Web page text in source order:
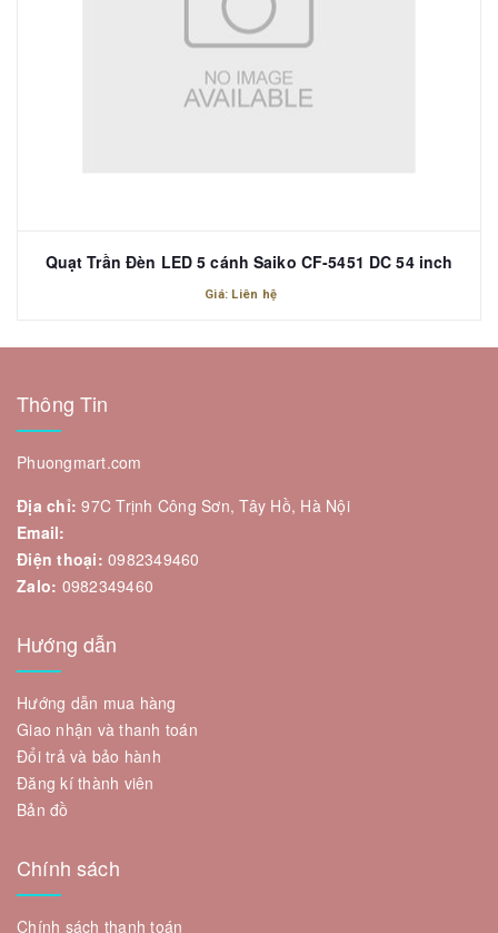
Quạt Trần Đèn LED 5 cánh Saiko CF-5451 DC 54 inch
Giá: Liên hệ
Thông Tin
Phuongmart.com
Địa chỉ: 97C Trịnh Công Sơn, Tây Hồ, Hà Nội
Email:
Điện thoại: 0982349460
Zalo: 0982349460
Hướng dẫn
Hướng dẫn mua hàng
Giao nhận và thanh toán
Đổi trả và bảo hành
Đăng kí thành viên
Bản đồ
Chính sách
Chính sách thanh toán